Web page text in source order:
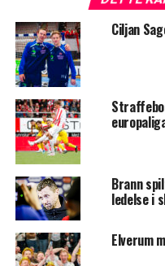
Ciljan
Brann
ledelse i
Elverum